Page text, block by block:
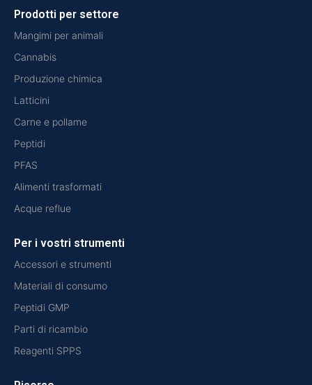
Prodotti per settore
Mangimi per animali
Cannabis
Produzione chimica
Latticini
Carne e pollame
Peptidi
PFAS
Alimenti trasformati
Acque reflue
Per i vostri strumenti
Accessori e strumenti
Materiali di consumo
Peptidi GMP
Parti di ricambio
Reagenti SPPS